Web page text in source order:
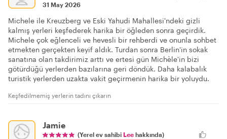
31 May 2026
Michele ile Kreuzberg ve Eski Yahudi Mahallesi'ndeki gizli
kalmış yerleri keşfederek harika bir öğleden sonra geçirdik.
Michele çok eğlenceli ve hevesli bir rehberdi ve onunla sohbet
etmekten gerçekten keyif aldık. Turdan sonra Berlin'in sokak
sanatına olan takdirimiz arttı ve ertesi gün Michèle'in bizi
götürdüğü yerlerden bazılarına geri döndük. Daha kalabalık
turistik yerlerden uzakta vakit geçirmenin harika bir yoluydu.
Keşfedilmemiş yerlerin tadını çıkarın
Jamie
(Yerel ev sahibi Lee hakkında)